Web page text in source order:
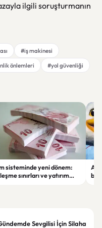
ilgili soruşturmanın
#iş makinesi
önlemleri #yol güvenliği
sisteminde yeni dönem:
sınırları ve yatırım
Sevgilisi İçin Silaha